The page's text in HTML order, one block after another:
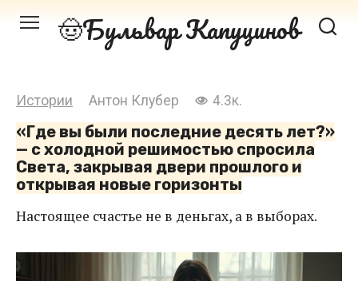
Перейти Бульвар Капуцинов
Истории Антон Клубер 4.3к.
«Где вы были последние десять лет?»
— с холодной решимостью спросила
Света, закрывая двери прошлого и
открывая новые горизонты
Настоящее счастье не в деньгах, а в выборах.